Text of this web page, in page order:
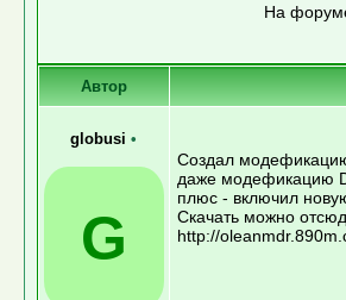
На
Автор
globusi •
G
Создал
даже модефикацию
плюс - включил новую
Скачать можно
http://